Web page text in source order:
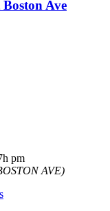
Ave
pm
AVE)